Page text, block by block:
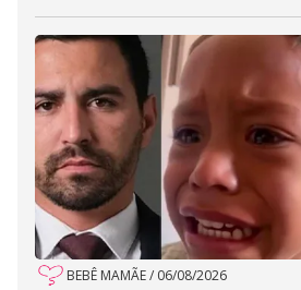
BEBÊ MAMÃE/ 06/08/2026